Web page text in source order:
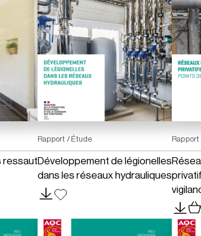
Un rappel des Règles de
Des recommandations et
ainsi que des points de
Les ➕ :
Des pathologies
experts construction
De nombreuses photos
Une collection rédigée
ressaut
Rapport / Étude
Développement de légionelles
dans les réseaux hydrauliques